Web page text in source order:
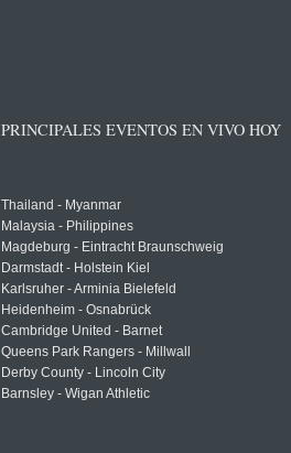
PRINCIPALES EVENTOS EN VIVO HOY
Thailand - Myanmar
Malaysia - Philippines
Magdeburg - Eintracht Braunschweig
Darmstadt - Holstein Kiel
Karlsruher - Arminia Bielefeld
Heidenheim - Osnabrück
Cambridge United - Barnet
Queens Park Rangers - Millwall
Derby County - Lincoln City
Barnsley - Wigan Athletic